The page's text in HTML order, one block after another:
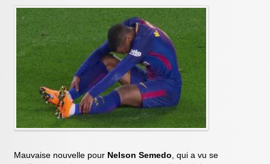
Mauvaise nouvelle pour Nelson Semedo , qui a vu se